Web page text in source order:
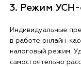
3. Режим
Индивидуальные
в работе онлайн-
налоговый режим.
самостоятельно